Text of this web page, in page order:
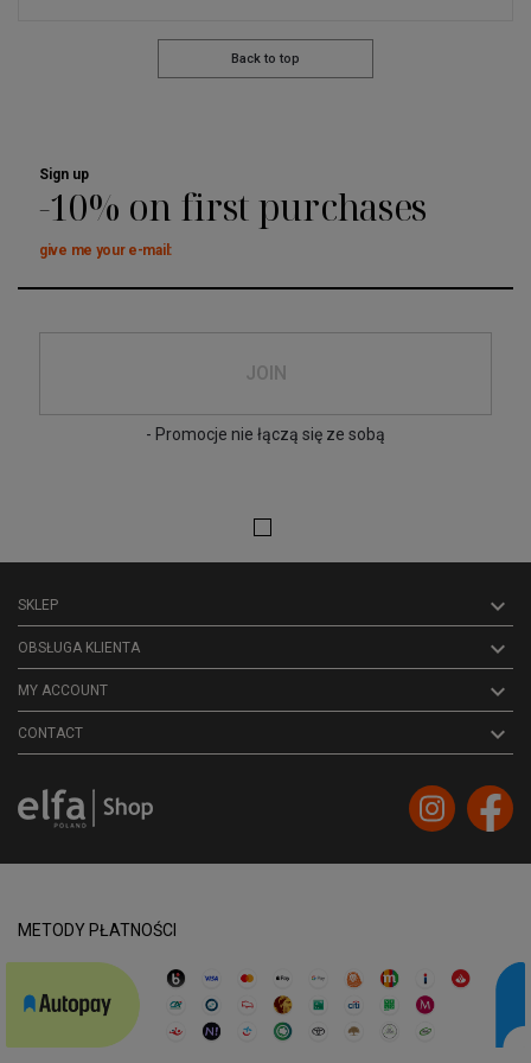
Back to top
Sign up
-10% on first purchases
give me your e-mail:
JOIN
- Promocje nie łączą się ze sobą
SKLEP 
OBSŁUGA KLIENTA 
MY ACCOUNT 
CONTACT keyboard_arrow_down
METODY PŁATNOŚCI